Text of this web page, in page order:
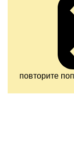
повторите